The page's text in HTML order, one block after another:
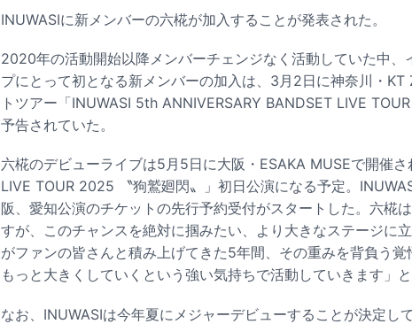
INUWASIに新メンバーの六椛が加入することが発表された。
2020年の活動開始以降メンバーチェンジなく活動していた中、
プにとって初となる新メンバーの加入は、3月2日に神奈川・
トツアー「INUWASI 5th ANNIVERSARY BANDSET LIVE
予告されていた。
六椛のデビューライブは5月5日に大阪・ESAKA MUSEで開催
LIVE TOUR 2025 〝狗鷲廻閃〟」初日公演になる予定。
阪、愛知公演のチケットの先行予約受付がスタートした。六椛
すが、このチャンスを絶対に掴みたい、より大きなステージに
がファンの皆さんと積み上げてきた5年間、その重みを背負う
もっと大きくしていくという強い気持ちで活動していきます」
なお、INUWASIは今年夏にメジャーデビューすることが決定して